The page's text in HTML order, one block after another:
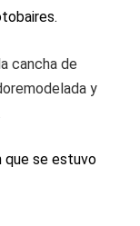
cancha de
y
que se estuvo